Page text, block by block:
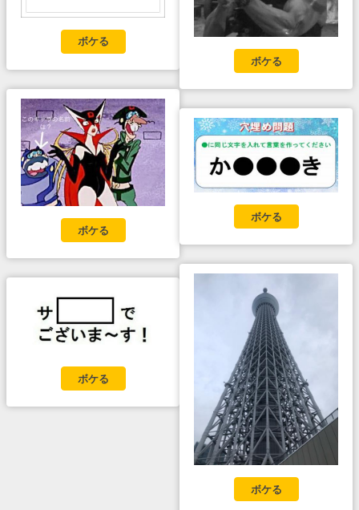
ボケる
ボケる
ボケる
ボケる
ボケる
ボケる